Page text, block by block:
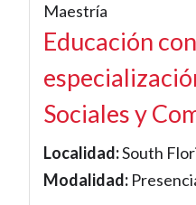
Maestría
Educación con
Sociales y
Localidad:South
Modalidad: